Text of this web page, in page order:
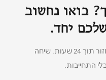
בואו נחשוב
יחד.
כתבו לי מה אתם בונים — אחזור תוך 24 שעות. שיחה
התחייבות.